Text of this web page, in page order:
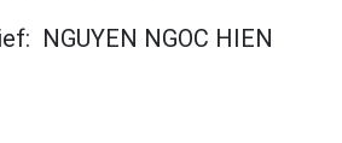
NGUYEN NGOC HIEN